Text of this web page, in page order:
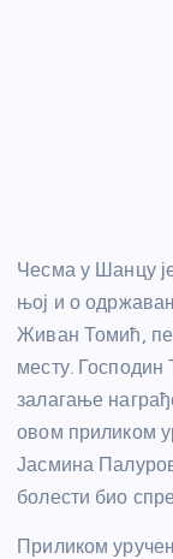
Чесма у Шанцу
њој и о
Живан Томић,
месту. Господин
залагање
овом приликом
Јасмина
болести био
Приликом